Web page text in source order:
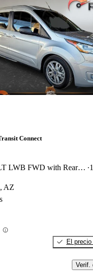
Connect
Wagon XLT LWB FWD with Rear Liftgate
AZ
El
Verif.